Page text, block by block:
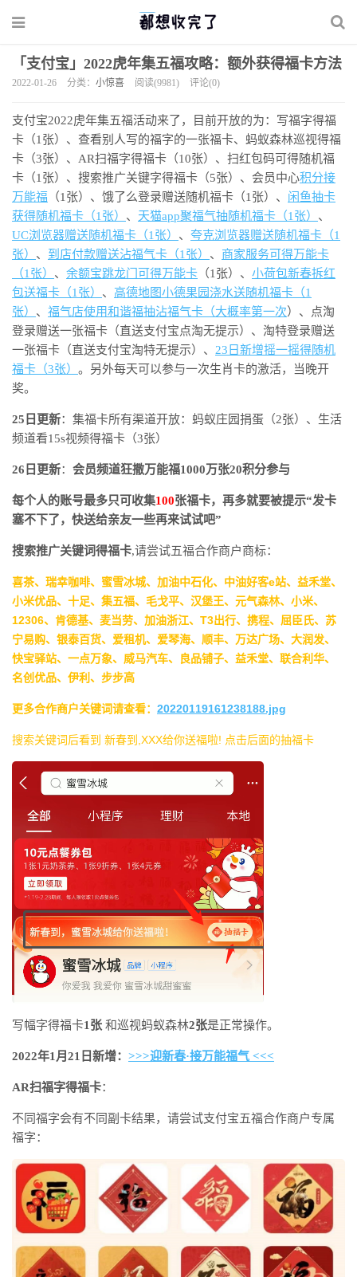
「支付宝」2022虎年集五福攻略：额外获得福卡方法
2022-01-26 分类： 小惊喜 阅读(9981) 评论(0)
支付宝2022虎年集五福活动来了，目前开放的为：写福字得福
卡（1张）、查看别人写的福字的一张福卡、蚂蚁森林巡视得福
卡（3张）、AR扫福字得福卡（10张）、扫红包码可得随机福
卡（1张）、搜索推广关键字得福卡（5张）、会员中心积分接
万能福 （1张）、饿了么登录赠送随机福卡（1张）、 闲鱼抽卡
获得随机福卡（1张） 、 天猫app聚福气抽随机福卡（1张） 、
UC浏览器赠送随机福卡（1张） 、 夸克浏览器赠送随机福卡（1
张） 、 到店付款赠送沾福气卡（1张） 、 商家服务可得万能卡
（1张） 、 余额宝跳龙门可得万能卡 （1张）、 小荷包新春拆红
包送福卡（1张） 、 高德地图小德果园浇水送随机福卡（1
张） 、 福气店使用和谐福抽沾福气卡（大概率第一次）、点淘
登录赠送一张福卡（直送支付宝点淘无提示）、淘特登录赠送
一张福卡（直送支付宝淘特无提示）、 23日新增摇一摇得随机
福卡（3张） 。另外每天可以参与一次生肖卡的激活，当晚开
奖。
25日更新：集福卡所有渠道开放：蚂蚁庄园捐蛋（2张）、生活
频道看15s视频得福卡（3张）
26日更新： 会员频道狂撒万能福1000万张20积分参与
每个人的账号最多只可收集100张福卡，再多就要被提示“发卡
塞不下了，快送给亲友一些再来试试吧”
搜索推广关键词得福卡,请尝试五福合作商户商标：
喜茶、瑞幸咖啡、蜜雪冰城、加油中石化、中油好客e站、益禾堂、
小米优品、十足、集五福、毛戈平、汉堡王、元气森林、小米、
12306、肯德基、麦当劳、加油浙江、T3出行、携程、屈臣氏、苏
宁易购、银泰百货、爱租机、爱琴海、顺丰、万达广场、大润发、
快宝驿站、一点万象、威马汽车、良品铺子、益禾堂、联合利华、
名创优品、伊利、步步高
更多合作商户关键词请查看： 20220119161238188.jpg
搜索关键词后看到 新春到,XXX给你送福啦! 点击后面的抽福卡
写幅字得福卡1张 和巡视蚂蚁森林2张是正常操作。
2022年1月21日新增： >>>迎新春·接万能福气 <<<
AR扫福字得福卡：
不同福字会有不同副卡结果，请尝试支付宝五福合作商户专属
福字：